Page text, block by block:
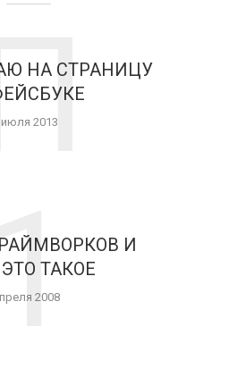
НА СТРАНИЦУ
2013
И
ТАКОЕ
2008